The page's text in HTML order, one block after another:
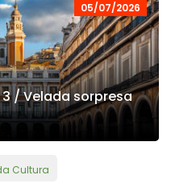
05/07/2026
/ Velada sorpresa
Cultura